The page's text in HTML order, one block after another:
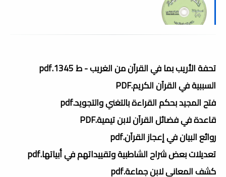
تحفة الأريب بما في القرآن من الغريب - ط 1345.pdf
السببية في القرآن الكريم.PDF
فتح المجيد بحكم القراءة بالتغني والتجويد.pdf
قاعدة في فضائل القرآن لابن تيمية.PDF
روائع البيان في إعجاز القرآن.pdf
تعديلات بعض شراح الشاطبية وتقييداتهم في أبياتها.pdf
كشف المعاني لابن جماعة.pdf